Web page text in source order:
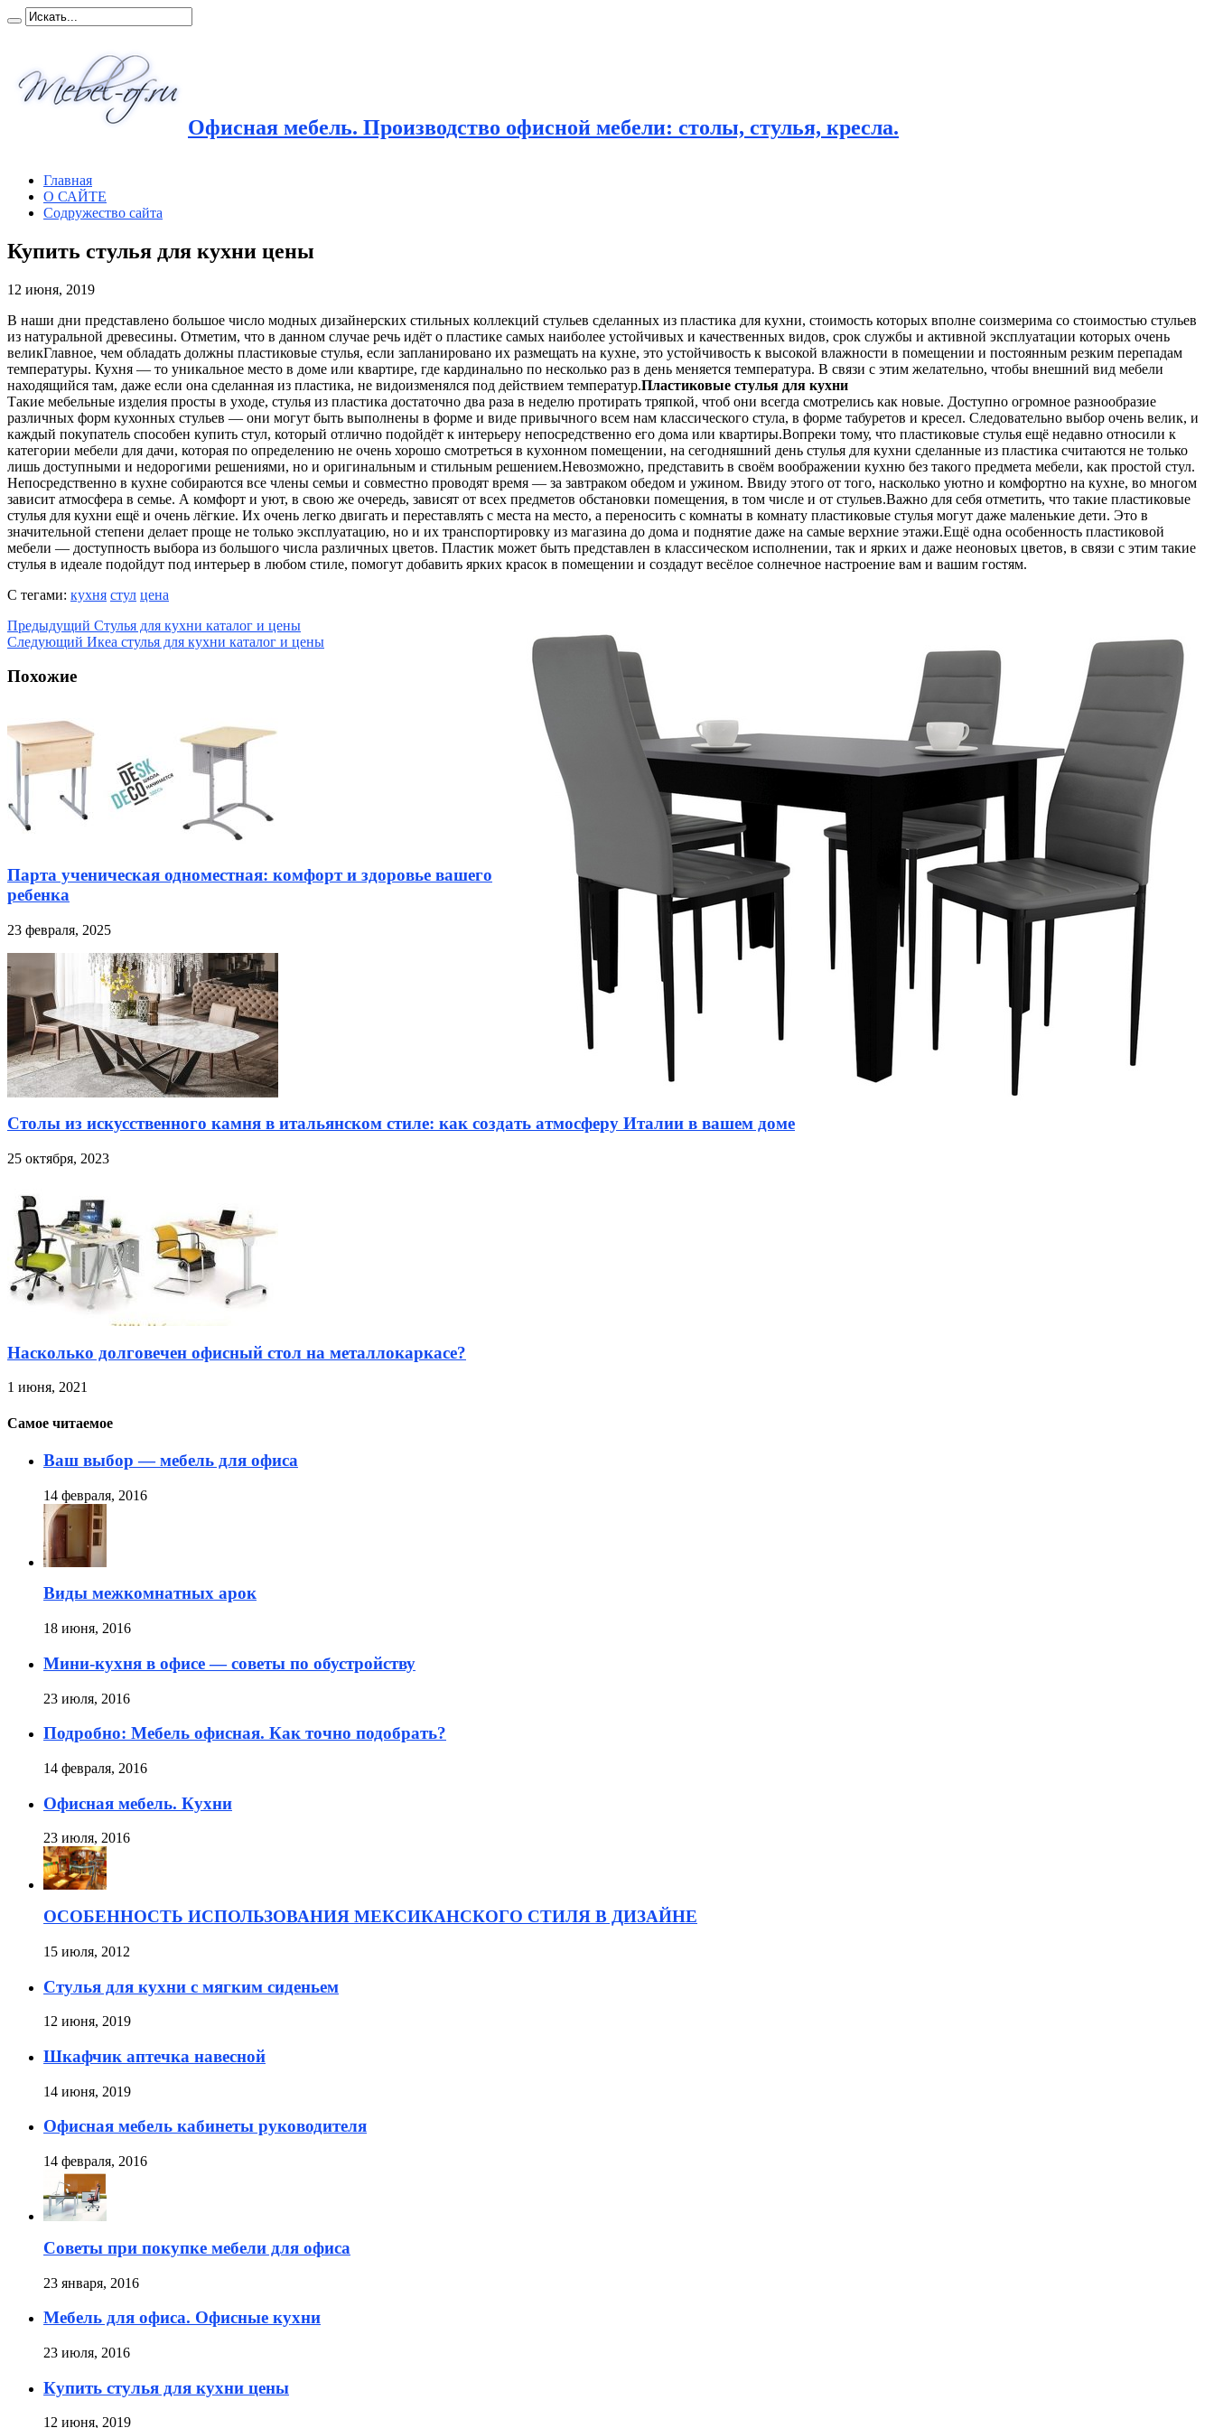
Офисная мебель. Производство офисной мебели: столы, стулья, кресла.
Главная
О САЙТЕ
Содружество сайта
Купить стулья для кухни цены
12 июня, 2019
В наши дни представлено большое число модных дизайнерских стильных коллекций стульев сделанных из пластика для кухни, стоимость которых вполне соизмерима со стоимостью стульев
из натуральной древесины. Отметим, что в данном случае речь идёт о пластике самых наиболее устойчивых и качественных видов, срок службы и активной эксплуатации которых очень
великГлавное, чем обладать должны пластиковые стулья, если запланировано их размещать на кухне, это устойчивость к высокой влажности в помещении и постоянным резким перепадам
температуры. Кухня — то уникальное место в доме или квартире, где кардинально по несколько раз в день меняется температура. В связи с этим желательно, чтобы внешний вид мебели
находящийся там, даже если она сделанная из пластика, не видоизменялся под действием температур.Пластиковые стулья для кухни
Такие мебельные изделия просты в уходе, стулья из пластика достаточно два раза в неделю протирать тряпкой, чтоб они всегда смотрелись как новые. Доступно огромное разнообразие
различных форм кухонных стульев — они могут быть выполнены в форме и виде привычного всем нам классического стула, в форме табуретов и кресел. Следовательно выбор очень велик, и
каждый покупатель способен купить стул, который отлично подойдёт к интерьеру непосредственно его дома или квартиры.Вопреки тому, что пластиковые стулья ещё недавно относили к
категории мебели для дачи, которая по определению не очень хорошо смотреться в кухонном помещении, на сегодняшний день стулья для кухни сделанные из пластика считаются не только
лишь доступными и недорогими решениями, но и оригинальным и стильным решением.Невозможно, представить в своём воображении кухню без такого предмета мебели, как простой стул.
Непосредственно в кухне собираются все члены семьи и совместно проводят время — за завтраком обедом и ужином. Ввиду этого от того, насколько уютно и комфортно на кухне, во многом
зависит атмосфера в семье. А комфорт и уют, в свою же очередь, зависят от всех предметов обстановки помещения, в том числе и от стульев.Важно для себя отметить, что такие пластиковые
стулья для кухни ещё и очень лёгкие. Их очень легко двигать и переставлять с места на место, а переносить с комнаты в комнату пластиковые стулья могут даже маленькие дети. Это в
значительной степени делает проще не только эксплуатацию, но и их транспортировку из магазина до дома и поднятие даже на самые верхние этажи.Ещё одна особенность пластиковой
мебели — доступность выбора из большого числа различных цветов. Пластик может быть представлен в классическом исполнении, так и ярких и даже неоновых цветов, в связи с этим такие
стулья в идеале подойдут под интерьер в любом стиле, помогут добавить ярких красок в помещении и создадут весёлое солнечное настроение вам и вашим гостям.
С тегами: кухня стул цена
Предыдущий Стулья для кухни каталог и цены
Следующий Икеа стулья для кухни каталог и цены
Похожие
Парта ученическая одноместная: комфорт и здоровье вашего
ребенка
23 февраля, 2025
Столы из искусственного камня в итальянском стиле: как создать атмосферу Италии в вашем доме
25 октября, 2023
Насколько долговечен офисный стол на металлокаркасе?
1 июня, 2021
Самое читаемое
Ваш выбор — мебель для офиса
14 февраля, 2016
Виды межкомнатных арок
18 июня, 2016
Мини-кухня в офисе — советы по обустройству
23 июля, 2016
Подробно: Мебель офисная. Как точно подобрать?
14 февраля, 2016
Офисная мебель. Кухни
23 июля, 2016
ОСОБЕННОСТЬ ИСПОЛЬЗОВАНИЯ МЕКСИКАНСКОГО СТИЛЯ В ДИЗАЙНЕ
15 июля, 2012
Стулья для кухни с мягким сиденьем
12 июня, 2019
Шкафчик аптечка навесной
14 июня, 2019
Офисная мебель кабинеты руководителя
14 февраля, 2016
Советы при покупке мебели для офиса
23 января, 2016
Мебель для офиса. Офисные кухни
23 июля, 2016
Купить стулья для кухни цены
12 июня, 2019